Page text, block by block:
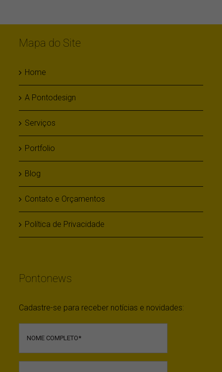
Mapa do Site
Home
A Pontodesign
Serviços
Portfolio
Blog
Contato e Orçamentos
Política de Privacidade
Pontonews
Cadastre-se para receber notícias e novidades: